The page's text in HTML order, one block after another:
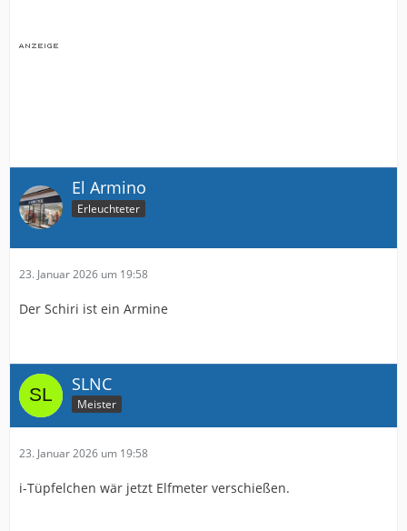
El Armino
Erleuchteter
23. Januar 2026 um 19:58
Der Schiri ist ein Armine
SLNC
Meister
23. Januar 2026 um 19:58
i-Tüpfelchen wär jetzt Elfmeter verschießen.